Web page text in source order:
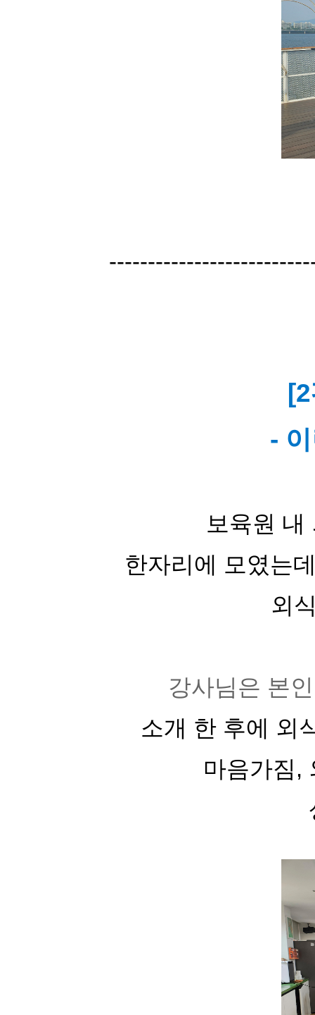
-
보육원
한자리에 모였는
외
강사님은 본
소개 한 후에 외
마음가짐,